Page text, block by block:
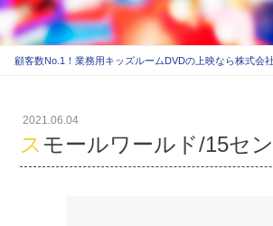
顧客数No.1！業務用キッズルームDVDの上映なら株式会
2021.06.04
スモールワールド/15セ